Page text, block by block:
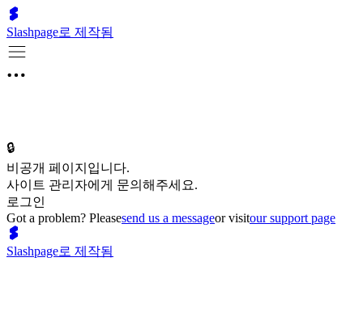
Slashpage로 제작됨
🔒
비공개 페이지입니다.
사이트 관리자에게 문의해주세요.
로그인
Got a problem? Pleasesend us a messageor visitour support page
Slashpage로 제작됨